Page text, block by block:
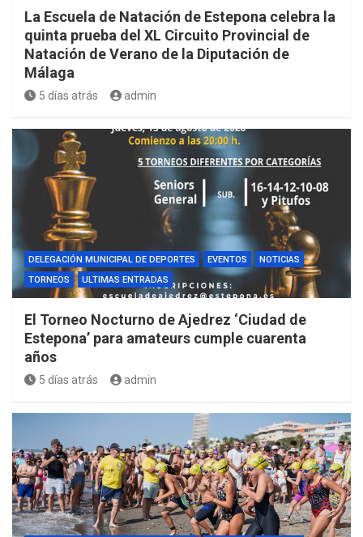
La Escuela de Natación de Estepona celebra la
quinta prueba del XL Circuito Provincial de
Natación de Verano de la Diputación de
Málaga
5 días atrás admin
DELEGACIÓN MUNICIPAL DE DEPORTES EVENTOS
NOTICIAS
TORNEOS
ULTIMAS ENTRADAS
El Torneo Nocturno de Ajedrez ‘Ciudad de
Estepona’ para amateurs cumple cuarenta
años
5 días atrás admin